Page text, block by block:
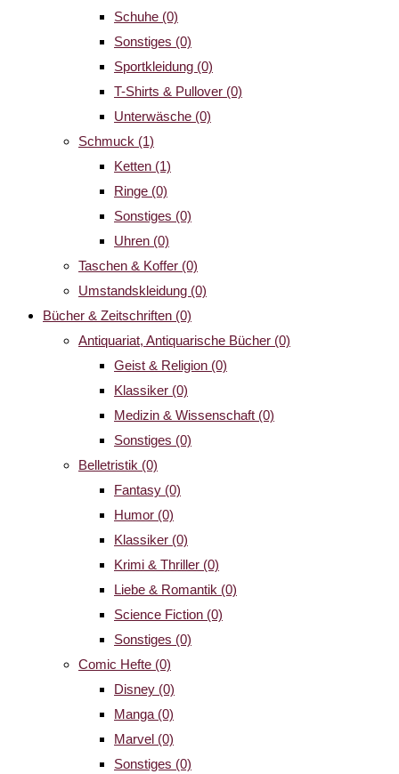
Schuhe (0)
Sonstiges (0)
Sportkleidung (0)
T-Shirts & Pullover (0)
Unterwäsche (0)
Schmuck (1)
Ketten (1)
Ringe (0)
Sonstiges (0)
Uhren (0)
Taschen & Koffer (0)
Umstandskleidung (0)
Bücher & Zeitschriften (0)
Antiquariat, Antiquarische Bücher (0)
Geist & Religion (0)
Klassiker (0)
Medizin & Wissenschaft (0)
Sonstiges (0)
Belletristik (0)
Fantasy (0)
Humor (0)
Klassiker (0)
Krimi & Thriller (0)
Liebe & Romantik (0)
Science Fiction (0)
Sonstiges (0)
Comic Hefte (0)
Disney (0)
Manga (0)
Marvel (0)
Sonstiges (0)